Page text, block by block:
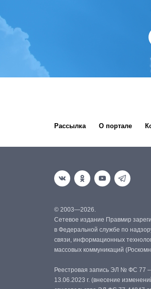
Рассылка О портале
© 2003—2026.
Сетевое издание Правмир
в Федеральной службе по
связи, информационных
массовых коммуникаций
Реестровая запись ЭЛ № ФС 77
13.06.2023 г. (внесение